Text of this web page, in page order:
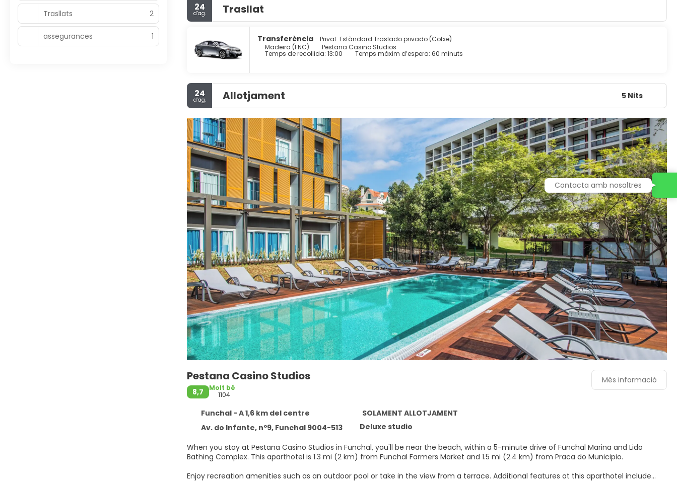
24
d’ag. Trasllat
Transferència- Privat: Estàndard Traslado privado (Cotxe)
Madeira (FNC)
Pestana Casino Studios
Temps de recollida: 13:00 Temps màxim d’espera: 60 minuts
24
d’ag. Allotjament 5 Nits
Pestana Casino Studios
8,7
Molt bé
1104
Funchal - A 1,6 km del centre
SOLAMENT ALLOTJAMENT
Av. do Infante, nº9, Funchal 9004-513
Deluxe studio
When you stay at Pestana Casino Studios in Funchal, you'll be near the beach, within a 5-minute drive of Funchal Marina and Lido
Bathing Complex. This aparthotel is 1.3 mi (2 km) from Funchal Farmers Market and 1.5 mi (2.4 km) from Praca do Municipio.
Enjoy recreation amenities such as an outdoor pool or take in the view from a terrace. Additional features at this aparthotel include
Més informació
Trasllats 2
assegurances 1
Contacta amb nosaltres